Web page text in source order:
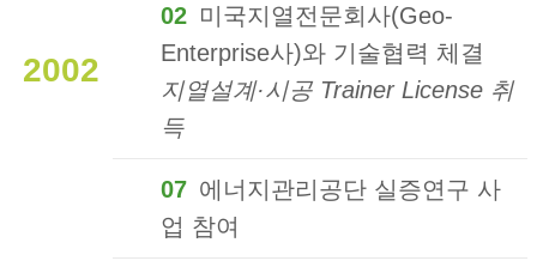
2002
02 미국지열전문회사(Geo-
Enterprise사)와 기술협력 체결
지열설계·시공 Trainer License 취
득
07 에너지관리공단 실증연구 사
업 참여